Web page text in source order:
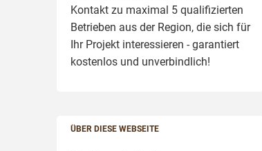
Kontakt zu maximal 5 qualifizierten
Betrieben aus der Region, die sich für
Ihr Projekt interessieren - garantiert
kostenlos und unverbindlich!
ÜBER DIESE WEBSEITE